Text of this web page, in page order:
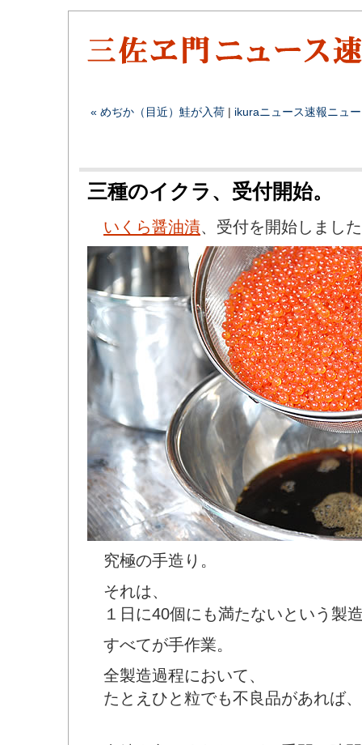
« めぢか（目近）鮭が入荷 | ikuraニュース速報ニュ
三種のイクラ、受付開始。
いくら醤油漬、受付を開始しまし
究極の手造り。
それは、
１日に40個にも満たないという製
すべてが手作業。
全製造過程において、
たとえひと粒でも不良品があれば